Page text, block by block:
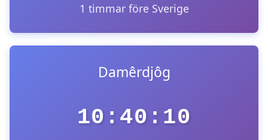
1 timmar före Sverige
Damêrdjôg
10:40:10